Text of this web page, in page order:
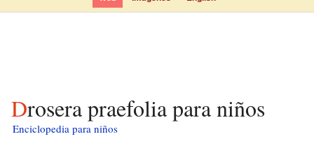
Drosera praefolia para niños
Enciclopedia para niños